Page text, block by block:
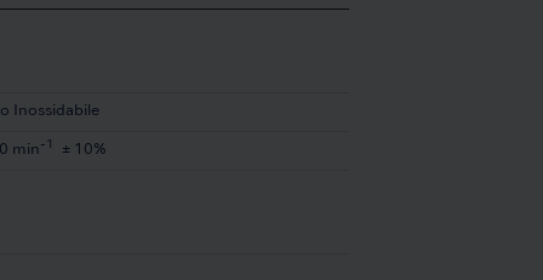
Inossidabile
min -1 ± 10%